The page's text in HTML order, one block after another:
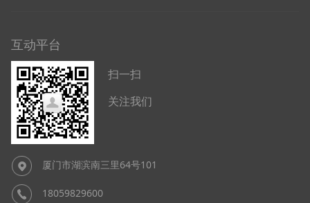
互动平台
扫一扫
关注我们
厦门市湖滨南三里64号101
18059829600